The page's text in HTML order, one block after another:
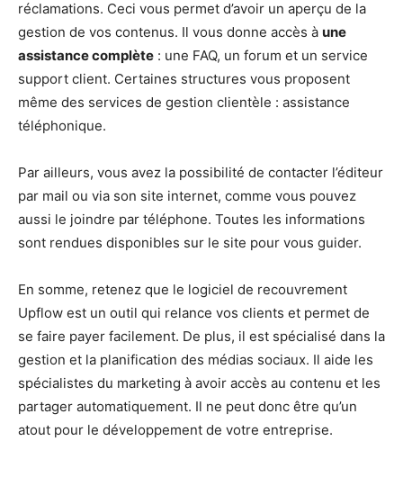
réclamations. Ceci vous permet d’avoir un aperçu de la
gestion de vos contenus. Il vous donne accès à une
assistance complète : une FAQ, un forum et un service
support client. Certaines structures vous proposent
même des services de gestion clientèle : assistance
téléphonique.
Par ailleurs, vous avez la possibilité de contacter l’éditeur
par mail ou via son site internet, comme vous pouvez
aussi le joindre par téléphone. Toutes les informations
sont rendues disponibles sur le site pour vous guider.
En somme, retenez que le logiciel de recouvrement
Upflow est un outil qui relance vos clients et permet de
se faire payer facilement. De plus, il est spécialisé dans la
gestion et la planification des médias sociaux. Il aide les
spécialistes du marketing à avoir accès au contenu et les
partager automatiquement. Il ne peut donc être qu’un
atout pour le développement de votre entreprise.